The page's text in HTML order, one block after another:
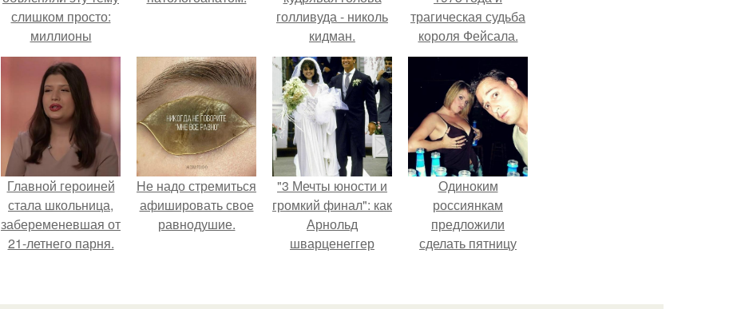
слишком просто:
миллионы
сперматозоидов
бегут к цели, а
побеждает самый
быстрый.
голливуда - николь
кидман.
трагическая судьба
короля Фейсала.
Главной героиней
стала школьница,
забеременевшая от
21-летнего парня.
Hе надо стремиться
афишировать свое
равнодушие.
"3 Мечты юности и
громкий финал": как
Арнольд
шварценеггер
Кеннеди.
Одиноким
россиянкам
предложили
сделать пятницу
повышения